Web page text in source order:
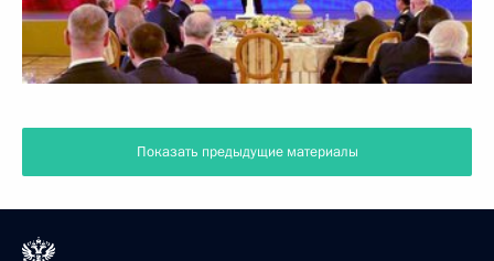
Показать предыдущие материалы